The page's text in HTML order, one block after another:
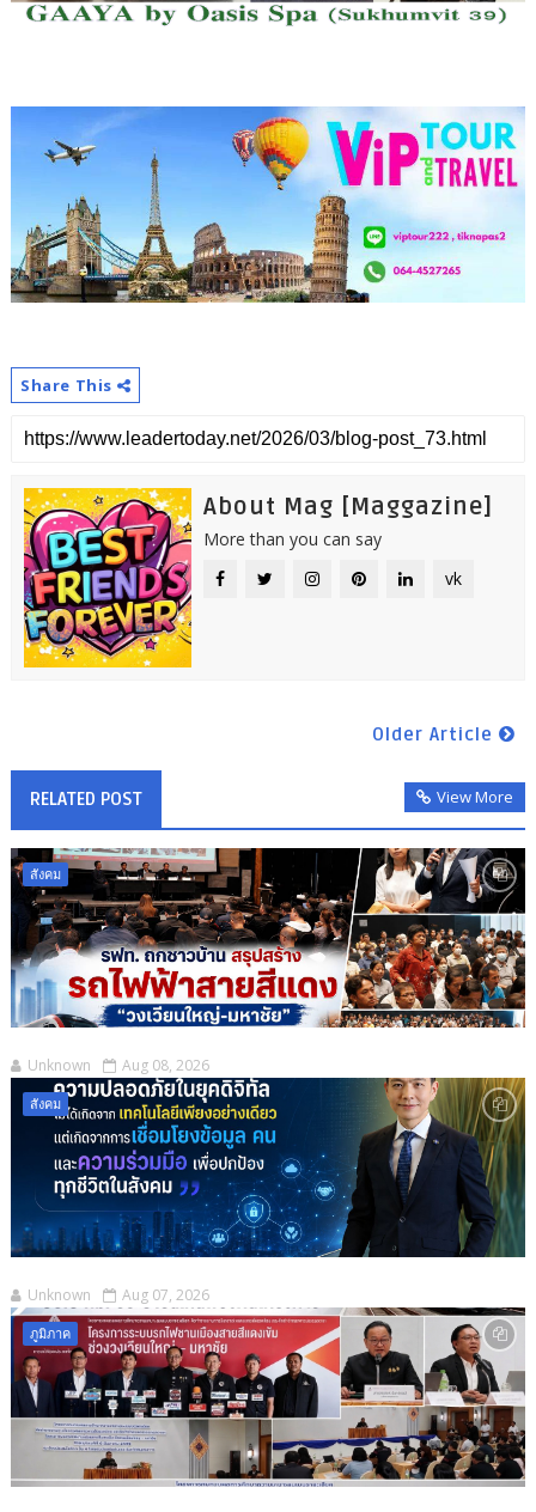
Share This
About Mag [Maggazine]
More than you can say
vk
Older Article
RELATED POST View More
สังคม
Unknown Aug 08, 2026
สังคม
Unknown Aug 07, 2026
ภูมิภาค